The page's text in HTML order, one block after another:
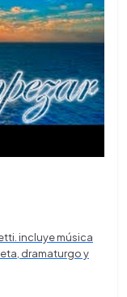
incluye música
dramaturgo y